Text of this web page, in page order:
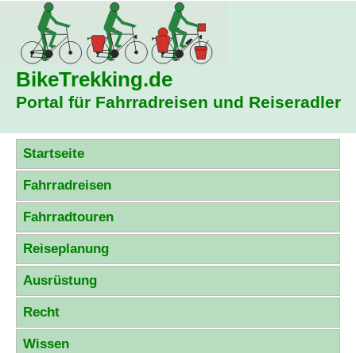
BikeTrekking.de
Portal für Fahrradreisen und Reiseradler
Startseite
Fahrradreisen
Fahrradtouren
Reiseplanung
Ausrüstung
Recht
Wissen